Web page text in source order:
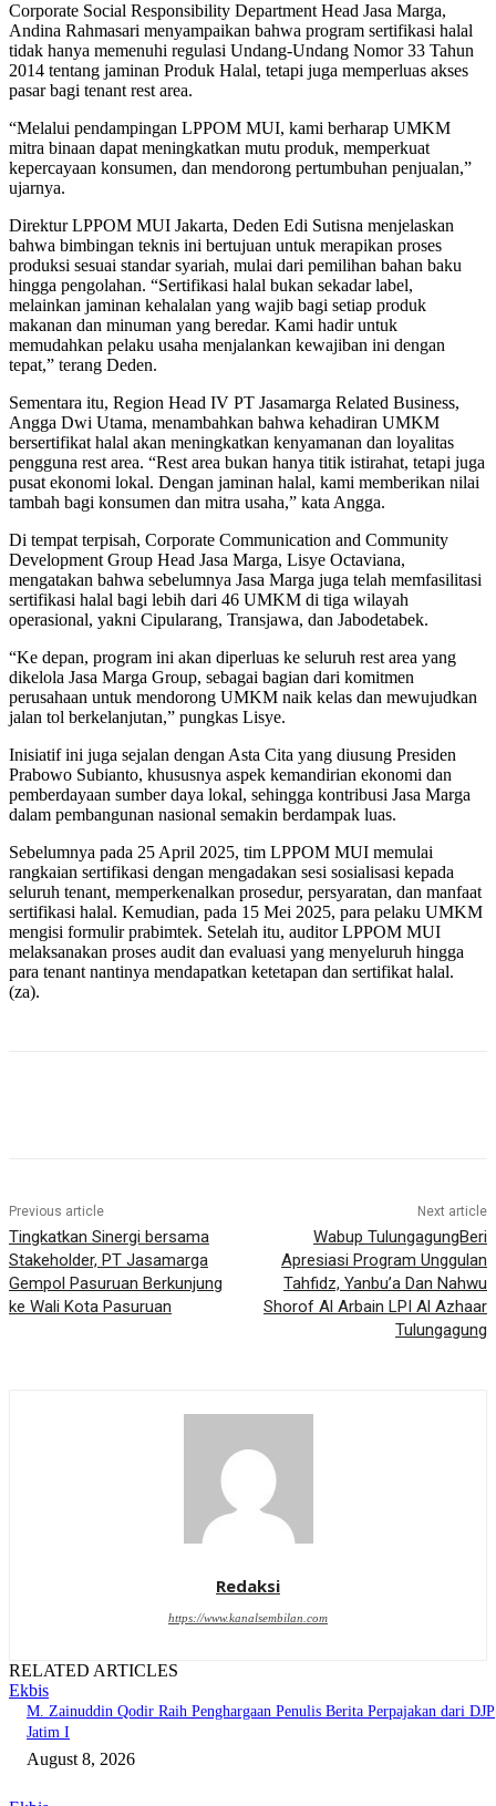
Corporate Social Responsibility Department Head Jasa Marga,
Andina Rahmasari menyampaikan bahwa program sertifikasi halal
tidak hanya memenuhi regulasi Undang-Undang Nomor 33 Tahun
2014 tentang jaminan Produk Halal, tetapi juga memperluas akses
pasar bagi tenant rest area.
“Melalui pendampingan LPPOM MUI, kami berharap UMKM
mitra binaan dapat meningkatkan mutu produk, memperkuat
kepercayaan konsumen, dan mendorong pertumbuhan penjualan,”
ujarnya.
Direktur LPPOM MUI Jakarta, Deden Edi Sutisna menjelaskan
bahwa bimbingan teknis ini bertujuan untuk merapikan proses
produksi sesuai standar syariah, mulai dari pemilihan bahan baku
hingga pengolahan. “Sertifikasi halal bukan sekadar label,
melainkan jaminan kehalalan yang wajib bagi setiap produk
makanan dan minuman yang beredar. Kami hadir untuk
memudahkan pelaku usaha menjalankan kewajiban ini dengan
tepat,” terang Deden.
Sementara itu, Region Head IV PT Jasamarga Related Business,
Angga Dwi Utama, menambahkan bahwa kehadiran UMKM
bersertifikat halal akan meningkatkan kenyamanan dan loyalitas
pengguna rest area. “Rest area bukan hanya titik istirahat, tetapi juga
pusat ekonomi lokal. Dengan jaminan halal, kami memberikan nilai
tambah bagi konsumen dan mitra usaha,” kata Angga.
Di tempat terpisah, Corporate Communication and Community
Development Group Head Jasa Marga, Lisye Octaviana,
mengatakan bahwa sebelumnya Jasa Marga juga telah memfasilitasi
sertifikasi halal bagi lebih dari 46 UMKM di tiga wilayah
operasional, yakni Cipularang, Transjawa, dan Jabodetabek.
“Ke depan, program ini akan diperluas ke seluruh rest area yang
dikelola Jasa Marga Group, sebagai bagian dari komitmen
perusahaan untuk mendorong UMKM naik kelas dan mewujudkan
jalan tol berkelanjutan,” pungkas Lisye.
Inisiatif ini juga sejalan dengan Asta Cita yang diusung Presiden
Prabowo Subianto, khususnya aspek kemandirian ekonomi dan
pemberdayaan sumber daya lokal, sehingga kontribusi Jasa Marga
dalam pembangunan nasional semakin berdampak luas.
Sebelumnya pada 25 April 2025, tim LPPOM MUI memulai
rangkaian sertifikasi dengan mengadakan sesi sosialisasi kepada
seluruh tenant, memperkenalkan prosedur, persyaratan, dan manfaat
sertifikasi halal. Kemudian, pada 15 Mei 2025, para pelaku UMKM
mengisi formulir prabimtek. Setelah itu, auditor LPPOM MUI
melaksanakan proses audit dan evaluasi yang menyeluruh hingga
para tenant nantinya mendapatkan ketetapan dan sertifikat halal.
(za).
Previous article
Tingkatkan Sinergi bersama
Stakeholder, PT Jasamarga
Gempol Pasuruan Berkunjung
ke Wali Kota Pasuruan
Next article
Wabup TulungagungBeri
Apresiasi Program Unggulan
Tahfidz, Yanbu’a Dan Nahwu
Shorof Al Arbain LPI Al Azhaar
Tulungagung
Redaksi
https://www.kanalsembilan.com
RELATED ARTICLES
Ekbis
M. Zainuddin Qodir Raih Penghargaan Penulis Berita Perpajakan dari DJP
Jatim I
August 8, 2026